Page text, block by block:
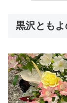
黒沢とも